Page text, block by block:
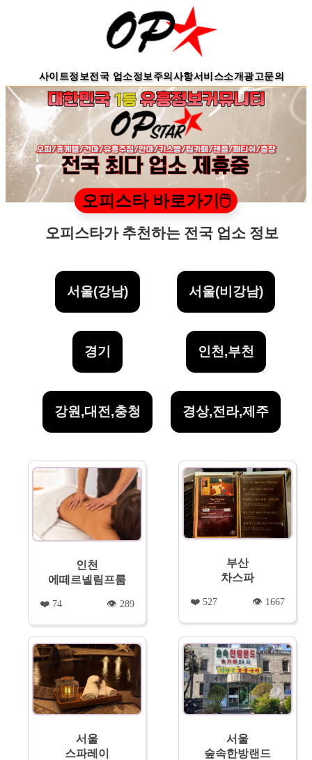
사이트정보전국 업소정보주의사항서비스소개광고문의
오피스타 바로가기🖱️
오피스타가 추천하는 전국 업소 정보
서울(강남) 서울(비강남)
경기 인천,부천
강원,대전,충청 경상,전라,제주
인천
에떼르넬림프룸
❤️ 74 👁️ 289
부산
차스파
❤️ 527 👁️ 1667
서울
스파레이
서울
숲속한방랜드